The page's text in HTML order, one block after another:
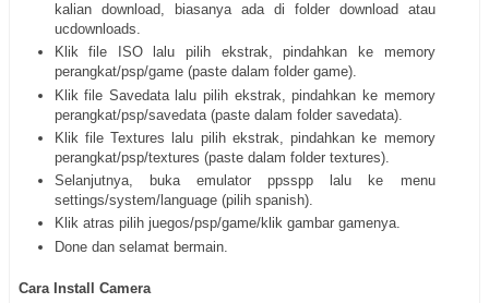
kalian download, biasanya ada di folder download atau
ucdownloads.
Klik file ISO lalu pilih ekstrak, pindahkan ke memory
perangkat/psp/game (paste dalam folder game).
Klik file Savedata lalu pilih ekstrak, pindahkan ke memory
perangkat/psp/savedata (paste dalam folder savedata).
Klik file Textures lalu pilih ekstrak, pindahkan ke memory
perangkat/psp/textures (paste dalam folder textures).
Selanjutnya, buka emulator ppsspp lalu ke menu
settings/system/language (pilih spanish).
Klik atras pilih juegos/psp/game/klik gambar gamenya.
Done dan selamat bermain.
Cara Install Camera